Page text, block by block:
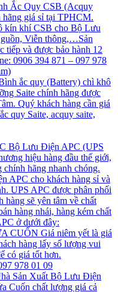
Ắc Quy CSB (Acquy
giá sỉ tại TPHCM.
kín khí CSB cho Bộ Lưu
Viễn thông,…Sản
tiếp và được bảo hành 12
0906 394 871 – 097 978
ắc quy (Battery) chì khô
Saite chính hãng được
Quý khách hàng cần giá
quy Saite, acquy saite,
Bộ Lưu Điện APC (UPS
hiệu hàng đầu thế giới,
chính hãng nhanh chóng.
APC cho khách hàng sỉ và
UPS APC được phân phối
hàng sẽ yên tâm về chất
hàng nhái, hàng kém chất
ở dưới đây:
CUỐN Giá niêm yết là giá
hàng lấy số lượng vui
có giá tốt hơn.
978 01 09
Sản Xuất Bộ Lưu Điện
Cuốn chất lượng giá cả